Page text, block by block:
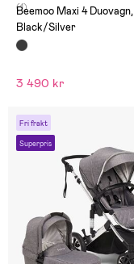
(1)
Beemoo Maxi 4 Duovagn,
Black/Silver
3 490 kr
Fri frakt
Superpris